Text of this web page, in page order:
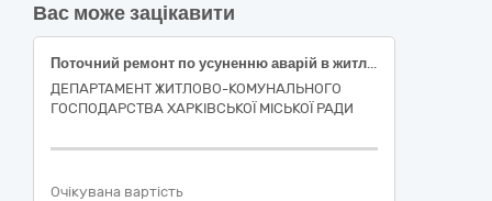
Вас може зацікавити
Поточний ремонт по усуненню аварій в житловому фонді багатоквартирного будинку за адресою: вулиця Ковтуна, 19, місто Харків (код ДК 021:2015-45260000-7 Покрівельні роботи та інші спеціалізовані будівельні роботи)
ДЕПАРТАМЕНТ ЖИТЛОВО-КОМУНАЛЬНОГО
ГОСПОДАРСТВА ХАРКІВСЬКОЇ МІСЬКОЇ РАДИ
Очікувана вартість